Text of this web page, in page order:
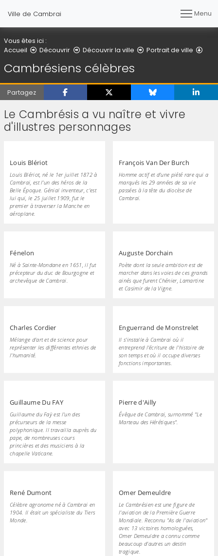
Ville de Cambrai Menu
Vous êtes ici :
Accueil
Découvrir Découvrir la ville Portrait de ville
Cambrésiens célèbres
Partagez
Le Cambrésis a vu naître et vivre
d'illustres personnages
Louis Blériot
Louis Blériot, né le 1er juillet 1872 à
Cambrai, est l’un des héros de la
Belle Époque. Génial inventeur, c'est
lui qui, le 25 juillet 1909, fut le
premier à traverser la Manche en
aéroplane.
François Van Der Burch
Homme actif et d'une piété rare qui a
marqués les 29 années de sa vie
passées à la tête du diocèse de
Cambrai.
Fénelon
Né à Sainte-Mondane en 1651, il fut
précepteur du duc de Bourgogne et
archevêque de Cambrai.
Auguste Dorchain
Poète dont la seule ambition est de
marcher dans les voies de ces grands
ainés que furent Chénier, Lamartine
et Casimir de la Vigne.
Charles Cordier
Mélange d'art et de science pour
représenter les différentes ethnies de
l'humanité.
Enguerrand de Monstrelet
Il s'installe à Cambrai où il
entreprend l'écriture de l'histoire de
son temps et où il occupe diverses
fonctions importantes.
Guillaume Du FAY
Guillaume du Faÿ est l'un des
précurseurs de la messe
polyphonique. Il travailla auprès du
pape, de nombreuses cours
princières et des musiciens à la
chapelle Vaticane.
Pierre d'Ailly
Évêque de Cambrai, surnommé "Le
Marteau des Hérétiques".
René Dumont
Célèbre agronome né à Cambrai en
1904. Il était un spécialiste du Tiers
Monde.
Omer Demeuldre
Le Cambrésien est une figure de
l'aviation de la Première Guerre
Mondiale. Reconnu "As de l'aviation"
avec 13 victoires homologuées,
Omer Demeuldre a connu comme
beaucoup d'autres un destin
tragique.